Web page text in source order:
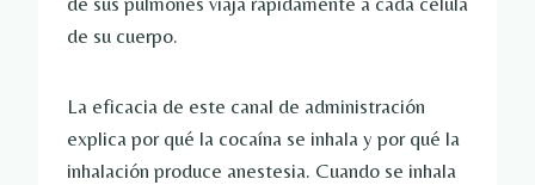
de su cuerpo.
La eficacia de este canal de administración
explica por qué la cocaína se inhala y por qué la
inhalación produce anestesia. Cuando se inhala